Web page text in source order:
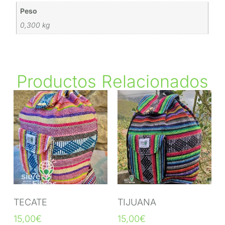
Peso
0,300 kg
Productos Relacionados
TECATE
15,00€
TIJUANA
15,00€